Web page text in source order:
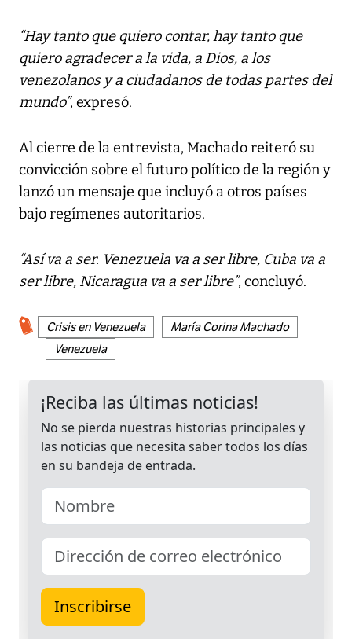
“Hay tanto que quiero contar, hay tanto que
quiero agradecer a la vida, a Dios, a los
venezolanos y a ciudadanos de todas partes del
mundo”, expresó.
Al cierre de la entrevista, Machado reiteró su
convicción sobre el futuro político de la región y
lanzó un mensaje que incluyó a otros países
bajo regímenes autoritarios.
“Así va a ser. Venezuela va a ser libre, Cuba va a
ser libre, Nicaragua va a ser libre”, concluyó.
Crisis en Venezuela
María Corina Machado
Venezuela